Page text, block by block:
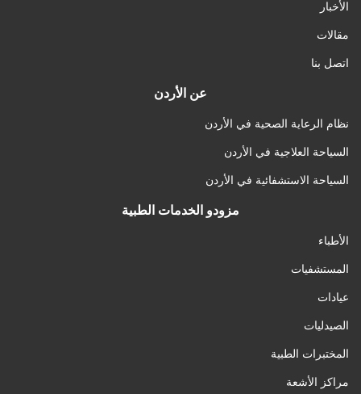
الأخبار
مقالات
اتصل بنا
عن الأردن
نظام الرعاية الصحية في الأردن
السياحة العلاجية في الأردن
السياحة الاستشفائية في الأردن
مزودو الخدمات الطبية
الأطباء
المستشفيات
عيادات
الصيدليات
المختبرات الطبية
مراكز الأشعة